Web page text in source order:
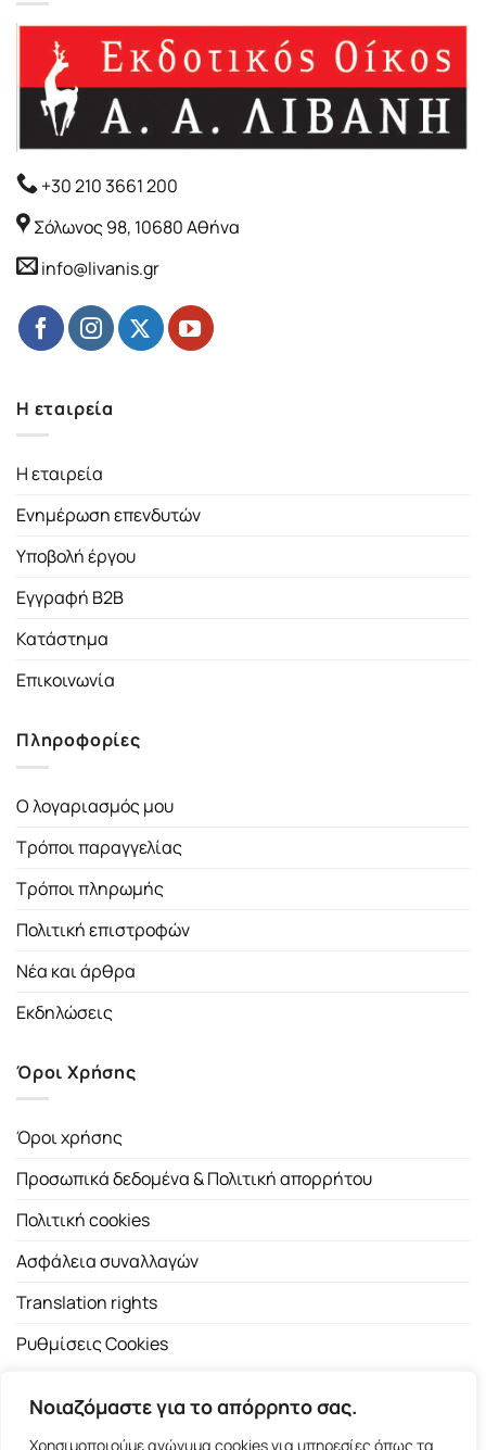
Νοιαζόμαστε για το απόρρητο σας.
Χρησιμοποιούμε ανώνυμα cookies για υπηρεσίες όπως τα
+30 210 3661 200
Σόλωνος 98, 10680 Αθήνα
info@livanis.gr
Η εταιρεία
Η εταιρεία
Ενημέρωση επενδυτών
Υποβολή έργου
Εγγραφή B2B
Κατάστημα
Επικοινωνία
Πληροφορίες
Ο λογαριασμός μου
Τρόποι παραγγελίας
Τρόποι πληρωμής
Πολιτική επιστροφών
Νέα και άρθρα
Εκδηλώσεις
Όροι Χρήσης
Όροι χρήσης
Προσωπικά δεδομένα & Πολιτική απορρήτου
Πολιτική cookies
Ασφάλεια συναλλαγών
Translation rights
Ρυθμίσεις Cookies